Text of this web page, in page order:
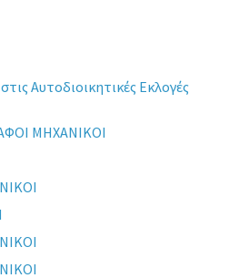
Αυτοδιοικητικές Εκλογές
ΜΗΧΑΝΙΚΟΙ